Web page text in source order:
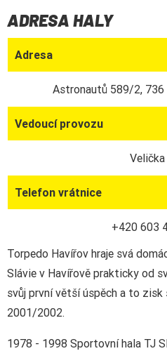
ADRESA HALY
Adresa
Astronautů 589/2,
Vedoucí provozu
Velička
Telefon vrátnice
+420 603
Torpedo Havířov hraje svá
Slávie v Havířově prakticky od
svůj první větší úspěch a to
2001/2002.
1978 - 1998 Sportovní hala TJ